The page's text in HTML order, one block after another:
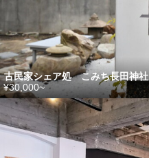
古民家シェア処 こみち長田神社
¥30,000~